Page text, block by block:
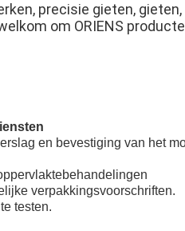
precisie gieten,
om ORIENS
en bevestiging van het
verpakkingsvoorschriften.
testen.